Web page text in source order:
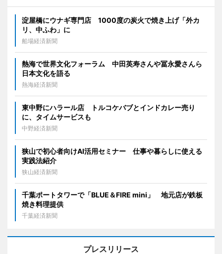
淀屋橋にウナギ専門店 1000度の炭火で焼き上げ「外カ
リ、中ふわ」に
船場経済新聞
熱海で世界文化フォーラム 中田英寿さんや冨永愛さんら
日本文化を語る
熱海経済新聞
東中野にハラール店 トルコケバブとインドカレー売り
に、タイムサービスも
中野経済新聞
狭山で初心者向けAI活用セミナー 仕事や暮らしに使える
実践法紹介
狭山経済新聞
千葉ポートタワーで「BLUE＆FIRE mini」 地元店が鉄板
焼き料理提供
千葉経済新聞
プレスリリース